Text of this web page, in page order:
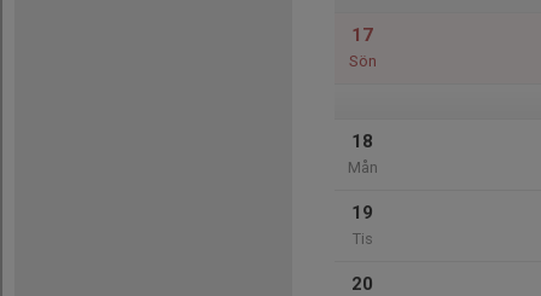
17
Sön
18
Mån
19
Tis
20